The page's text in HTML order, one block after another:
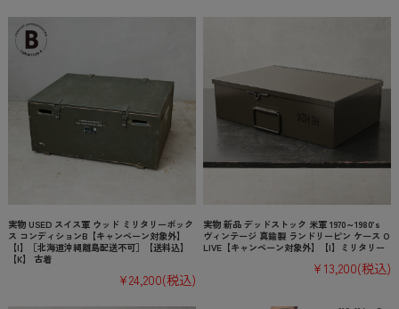
実物 USED スイス軍 ウッド ミリタリーボック
ス コンディションB【キャンペーン対象外】
【I】［北海道沖縄離島配送不可］【送料込】
【K】 古着
¥24,200(税込)
実物 新品 デッドストック 米軍 1970～1980’s
ヴィンテージ 真鍮製 ランドリーピン ケース O
LIVE【キャンペーン対象外】【I】ミリタリー
¥13,200(税込)